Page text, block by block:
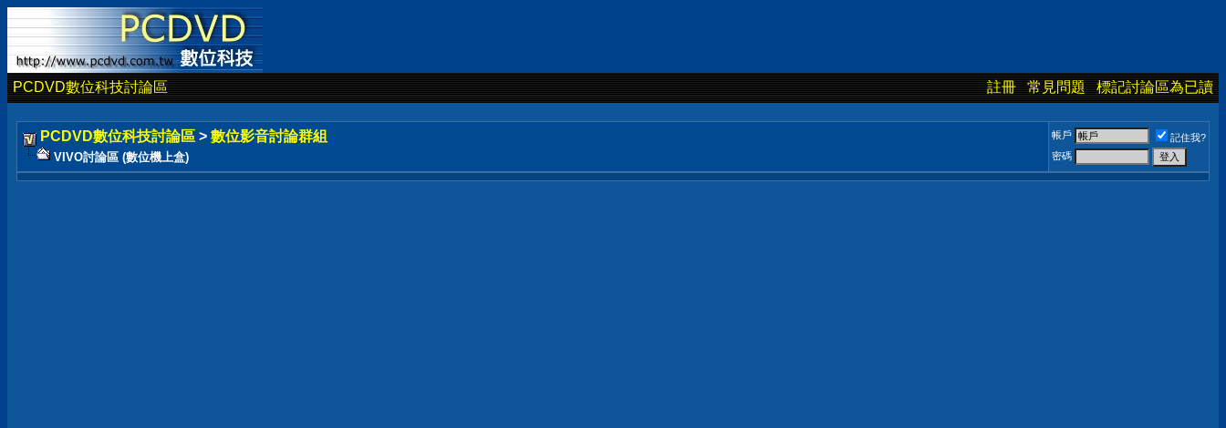
PCDVD數位科技討論區 註冊 常見問題 標記討論區為已讀
PCDVD數位科技討論區 > 數位影音討論群組
VIVO討論區 (數位機上盒)
帳戶
記住我?
密碼